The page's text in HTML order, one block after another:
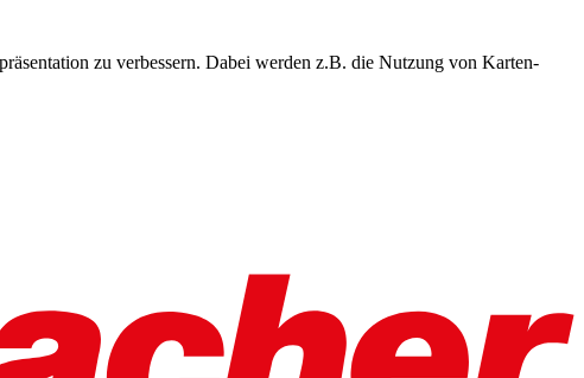
zu verbessern. Dabei werden z.B. die Nutzung von Karten-